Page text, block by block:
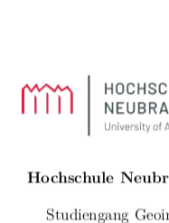
Hochschule
Studiengang